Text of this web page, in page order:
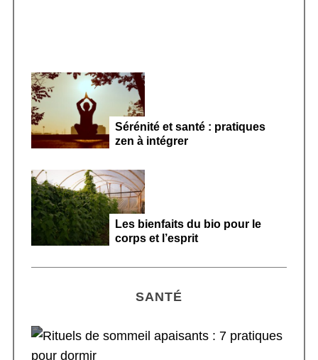
Sérénité et santé : pratiques
zen à intégrer
Les bienfaits du bio pour le
corps et l’esprit
SANTÉ